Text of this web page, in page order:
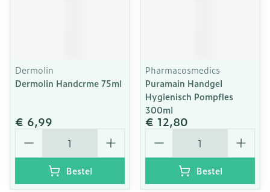
Dermolin
Dermolin Handcrme 75ml
€ 6,99
Aantal
Bestel
Pharmacosmedics
Puramain Handgel
Hygienisch Pompfles
300ml
€ 12,80
Aantal
Bestel